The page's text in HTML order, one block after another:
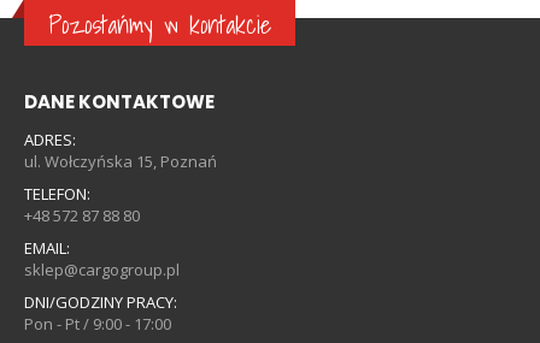
Pozostańmy w kontakcie
DANE KONTAKTOWE
ADRES:
ul. Wołczyńska 15, Poznań
TELEFON:
+48 572 87 88 80
EMAIL:
sklep@cargogroup.pl
DNI/GODZINY PRACY:
Pon - Pt / 9:00 - 17:00